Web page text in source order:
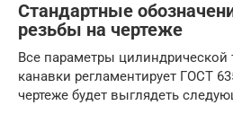
Стандартные
резьбы на чертеже
Все параметры цилиндрической
канавки регламентирует ГОСТ
чертеже будет выглядеть